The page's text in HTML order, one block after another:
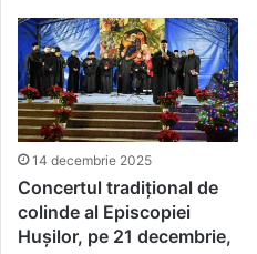
14 decembrie 2025
Concertul tradițional de
colinde al Episcopiei
Hușilor, pe 21 decembrie,